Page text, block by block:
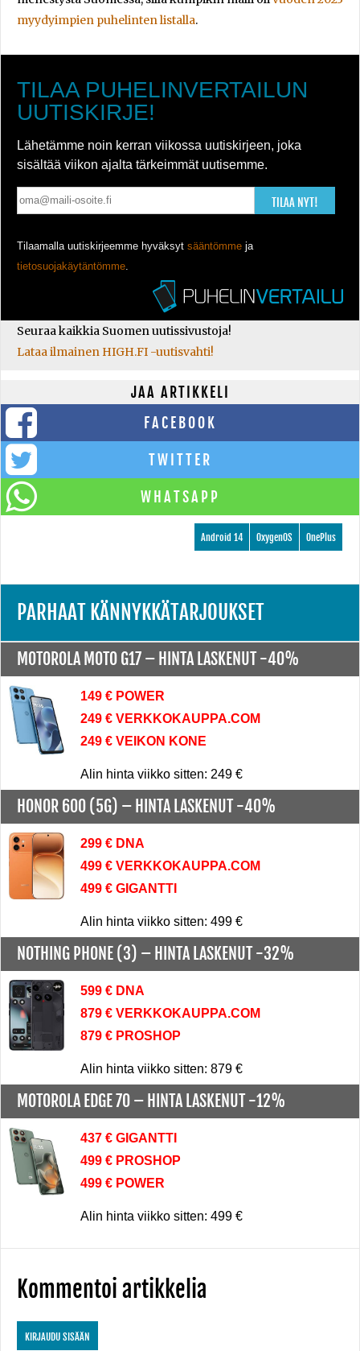
myydyimpien puhelinten listalla.
TILAA PUHELINVERTAILUN
UUTISKIRJE!
Lähetämme noin kerran viikossa uutiskirjeen, joka
sisältää viikon ajalta tärkeimmät uutisemme.
TILAA NYT!
Tilaamalla uutiskirjeemme hyväksyt sääntömme ja
tietosuojakäytäntömme
Seuraa kaikkia Suomen uutissivustoja!
Lataa ilmainen HIGH.FI -uutisvahti!
JAA ARTIKKELI
FACEBOOK
TWITTER
WHATSAPP
OnePlus
OxygenOS
Android 14
PARHAAT KÄNNYKKÄTARJOUKSET
MOTOROLA MOTO G17 – HINTA LASKENUT -40%
149 € POWER
249 € VERKKOKAUPPA.COM
249 € VEIKON KONE
Alin hinta viikko sitten: 249 €
HONOR 600 (5G) – HINTA LASKENUT -40%
299 € DNA
499 € VERKKOKAUPPA.COM
499 € GIGANTTI
Alin hinta viikko sitten: 499 €
NOTHING PHONE (3) – HINTA LASKENUT -32%
599 € DNA
879 € VERKKOKAUPPA.COM
879 € PROSHOP
Alin hinta viikko sitten: 879 €
MOTOROLA EDGE 70 – HINTA LASKENUT -12%
437 € GIGANTTI
499 € PROSHOP
499 € POWER
Alin hinta viikko sitten: 499 €
Kommentoi artikkelia
KIRJAUDU SISÄÄN